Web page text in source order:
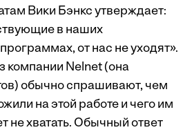
Вики Бэнкс утверждает:
в наших
от нас не уходят».
компании Nelnet (она
обычно спрашивают, чем
на этой работе и чего им
не хватать. Обычный ответ